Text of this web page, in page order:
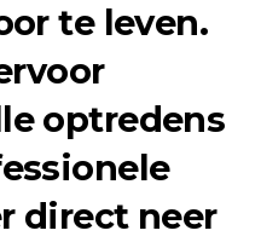
te leven.
optredens
direct neer